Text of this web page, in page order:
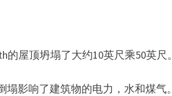
的屋顶坍塌了大约10英尺乘50英尺。
影响了建筑物的电力，水和煤气。